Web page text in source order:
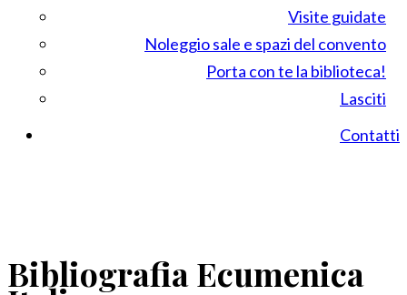
Visite guidate
Noleggio sale e spazi del convento
Porta con te la biblioteca!
Lasciti
Contatti
Bibliografia Ecumenica